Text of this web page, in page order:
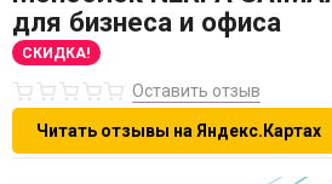
для бизнеса и офиса
СКИДКА!
Оставить отзыв
Читать отзывы на Яндекс.Картах